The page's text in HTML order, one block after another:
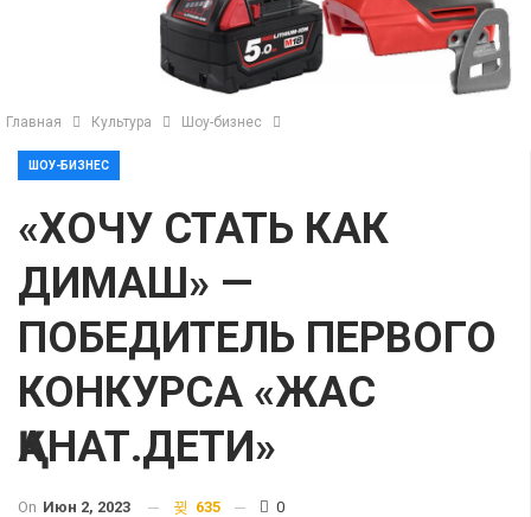
Главная Культура Шоу-бизнес
ШОУ-БИЗНЕС
«ХОЧУ СТАТЬ КАК
ДИМАШ» —
ПОБЕДИТЕЛЬ ПЕРВОГО
КОНКУРСА «ЖАС
ҚАНАТ.ДЕТИ»
On Июн 2, 2023 635 0